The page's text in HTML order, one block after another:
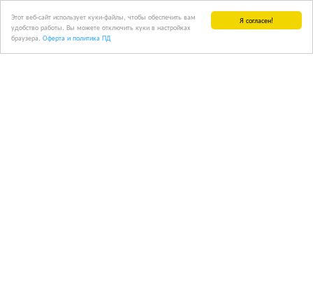
Я согласен!
Этот веб-сайт использует куки-файлы, чтобы обеспечить вам
удобство работы. Вы можете отключить куки в настройках
браузера. Оферта и политика ПД